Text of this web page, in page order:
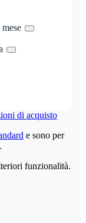
di acquisto
e sono per
funzionalità.